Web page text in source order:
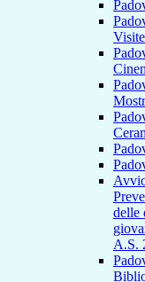
delle
A.S.